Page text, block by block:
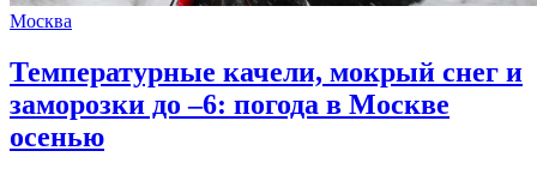
Москва
Температурные качели, мокрый снег и
заморозки до –6: погода в Москве
осенью